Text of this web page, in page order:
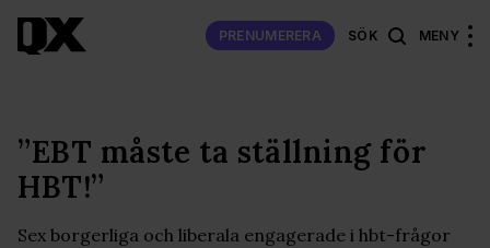
PRENUMERERA SÖK MENY
”EBT måste ta ställning för
HBT!”
Sex borgerliga och liberala engagerade i hbt-frågor